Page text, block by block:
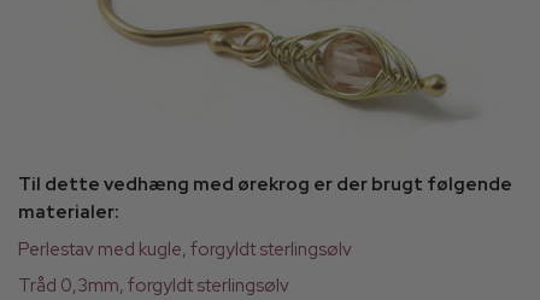
Til dette vedhæng med ørekrog er der brugt følgende
materialer:
Perlestav med kugle, forgyldt sterlingsølv
Tråd 0,3mm, forgyldt sterlingsølv